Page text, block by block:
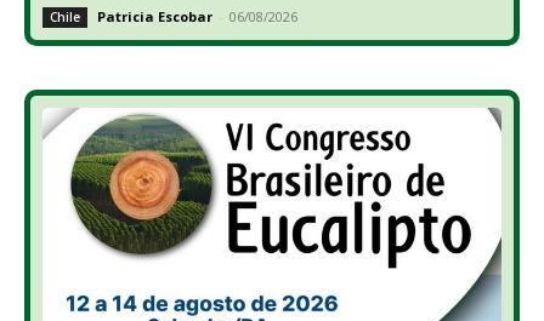
Chile Patricia Escobar - 06/08/2026